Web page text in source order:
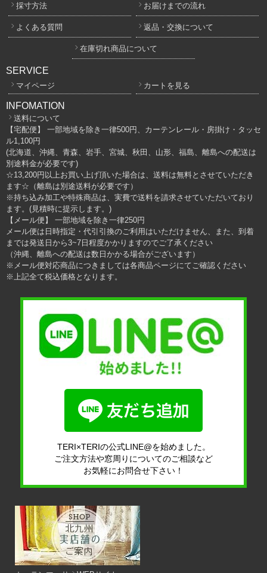
採寸方法 お届けまでの流れ
よくある質問 返品・交換について
在庫切れ商品について
SERVICE
マイページ カートを見る
INFOMATION
送料について
【宅配便】 一部地域を除き一律500円、カーテンレール・房掛け・タッセ
ル1,100円
(北海道、沖縄、青森、岩手、宮城、秋田、山形、福島、離島への配送は
別途料金が必要です)
☆13,200円以上お買い上げ頂いた場合は、送料は無料とさせていただき
ます☆（離島は別途送料が必要です）
※持ち込み加工や特殊商品は、実費で送料を請求させていただいており
ます。(見積時に提示します。)
【メール便】 一部地域を除き一律250円
メール便は日時指定・代引引換のご利用はいただけません、また、到着
までは発送日から3~7日程度かかりますのでご了承ください
（沖縄、離島への配送は数日かかる場合がございます）
※メール便対応商品につきましては各商品ページにてご確認ください
※上記全て税込価格となります。
TERI×TERIの公式LINE@を始めました。
ご注文方法や窓周りについてのご相談など
お気軽にお問合せ下さい！